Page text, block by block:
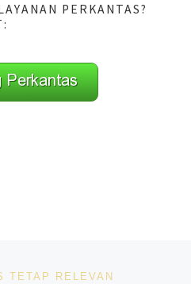
PERKANTAS?
TETAP RELEVAN